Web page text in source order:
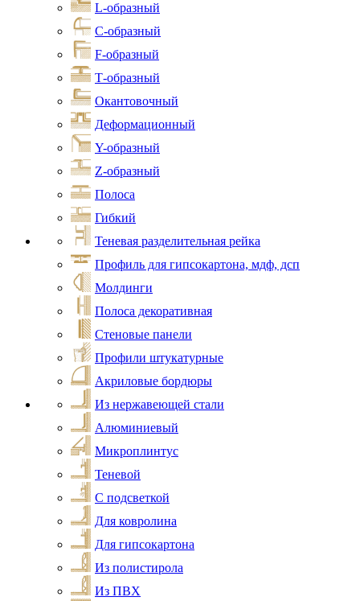
L-образный
С-образный
F-образный
Т-образный
Окантовочный
Деформационный
Y-образный
Z-образный
Полоса
Гибкий
Теневая разделительная рейка
Профиль для гипсокартона, мдф, дсп
Молдинги
Полоса декоративная
Стеновые панели
Профили штукатурные
Акриловые бордюры
Из нержавеющей стали
Алюминиевый
Микроплинтус
Теневой
С подсветкой
Для ковролина
Для гипсокартона
Из полистирола
Из ПВХ